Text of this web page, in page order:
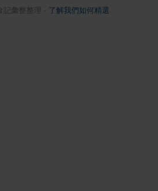
彙整整理 了解我們如何精選